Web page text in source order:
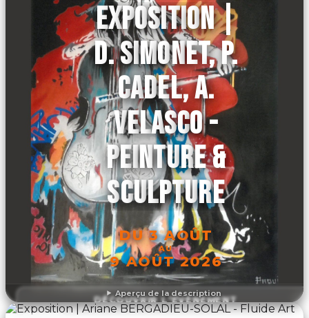
Aperçu de la description
EXPOSITION |
D. SIMONET, P.
CADEL, A.
VELASCO -
PEINTURE &
SCULPTURE
DU 3 AOÛT
AU
9 AOÛT 2026
DÉCOUVRIR L'ÉVÉNEMENT